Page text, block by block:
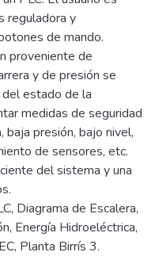
reguladora y
de mando.
proveniente de
y de presión se
del estado de la
medidas de seguridad
presión, bajo nivel,
de sensores, etc.
del sistema y una
Diagrama de Escalera,
Energía Hidroeléctrica,
Planta Birrís 3.